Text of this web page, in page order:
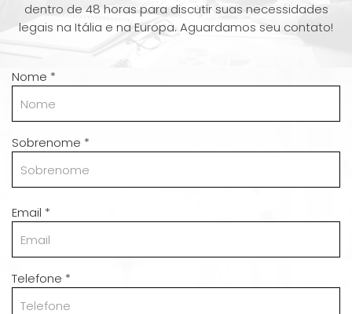
dentro de 48 horas para discutir suas necessidades
legais na Itália e na Europa. Aguardamos seu contato!
Nome *
Sobrenome *
Email *
Telefone *